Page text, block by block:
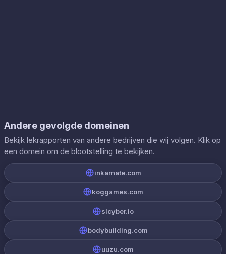
Andere gevolgde domeinen
Bekijk lekrapporten van andere bedrijven die wij volgen. Klik op
een domein om de blootstelling te bekijken.
inkarnate.com
koggames.com
slcyber.io
bodybuilding.com
uuzu.com